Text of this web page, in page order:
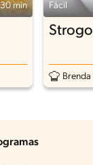
30 min Fácil
Brenda